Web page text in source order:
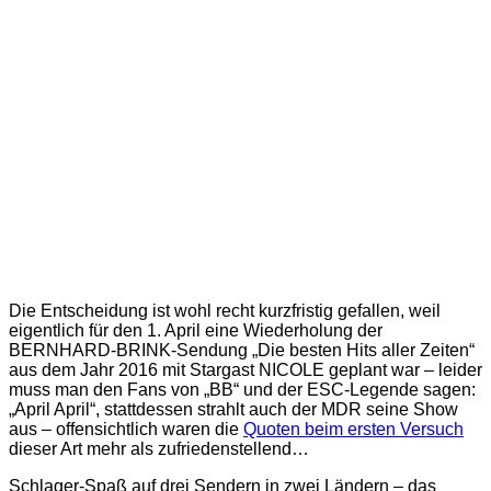
Die Entscheidung ist wohl recht kurzfristig gefallen, weil
eigentlich für den 1. April eine Wiederholung der
BERNHARD-BRINK-Sendung „Die besten Hits aller Zeiten“
aus dem Jahr 2016 mit Stargast NICOLE geplant war – leider
muss man den Fans von „BB“ und der ESC-Legende sagen:
„April April“, stattdessen strahlt auch der MDR seine Show
aus – offensichtlich waren die Quoten beim ersten Versuch
dieser Art mehr als zufriedenstellend…
Schlager-Spaß auf drei Sendern in zwei Ländern – das